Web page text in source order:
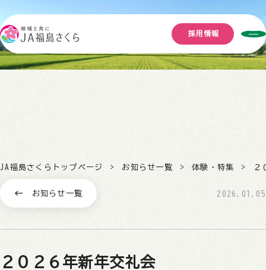
採用情報
JA福島さくらトップページ お知らせ一覧 体験・特集 ２
お知らせ一覧 2026.01.05
２０２６年新年交礼会